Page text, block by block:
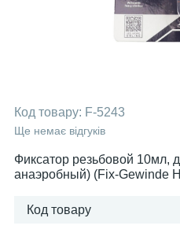
Код товару: F-5243
Ще немає відгуків
Фиксатор резьбовой 10мл,
анаэробный) (Fix-Gewinde
Код товару